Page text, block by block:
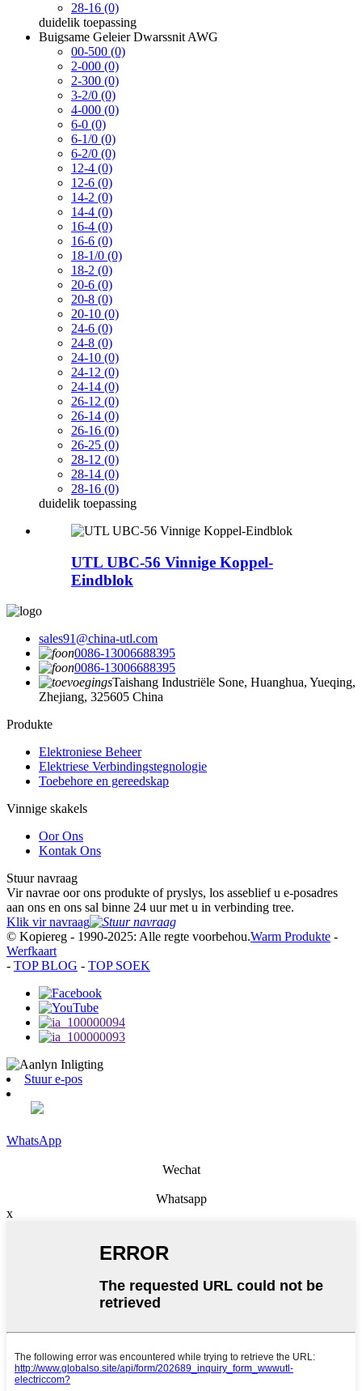
28-16 (0)
duidelik toepassing
Buigsame Geleier Dwarssnit AWG
00-500 (0)
2-000 (0)
2-300 (0)
3-2/0 (0)
4-000 (0)
6-0 (0)
6-1/0 (0)
6-2/0 (0)
12-4 (0)
12-6 (0)
14-2 (0)
14-4 (0)
16-4 (0)
16-6 (0)
18-1/0 (0)
18-2 (0)
20-6 (0)
20-8 (0)
20-10 (0)
24-6 (0)
24-8 (0)
24-10 (0)
24-12 (0)
24-14 (0)
26-12 (0)
26-14 (0)
26-16 (0)
26-25 (0)
28-12 (0)
28-14 (0)
28-16 (0)
duidelik toepassing
UTL UBC-56 Vinnige Koppel-
Eindblok
sales91@china-utl.com
0086-13006688395
0086-13006688395
Taishang Industriële Sone, Huanghua, Yueqing,
Zhejiang, 325605 China
Produkte
Elektroniese Beheer
Elektriese Verbindingstegnologie
Toebehore en gereedskap
Vinnige skakels
Oor Ons
Kontak Ons
Stuur navraag
Vir navrae oor ons produkte of pryslys, los asseblief u e-posadres
aan ons en ons sal binne 24 uur met u in verbinding tree.
Klik vir navraag
© Kopiereg - 1990-2025: Alle regte voorbehou.Warm Produkte -
Werfkaart
- TOP BLOG - TOP SOEK
Stuur e-pos
WhatsApp
Wechat
Whatsapp
x